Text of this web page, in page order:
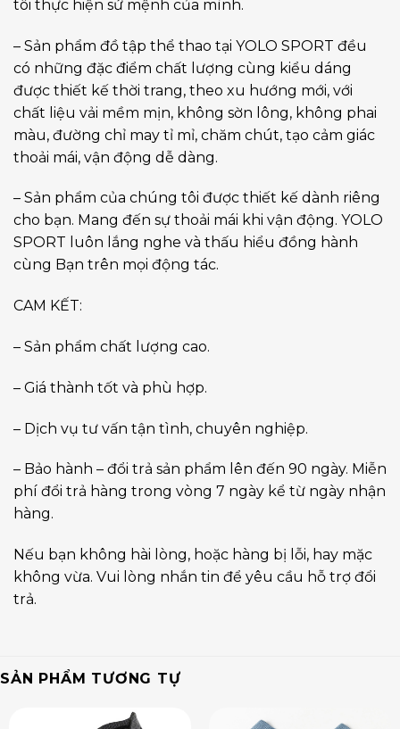
tôi thực hiện sứ mệnh của mình.
– Sản phẩm đồ tập thể thao tại YOLO SPORT đều
có những đặc điểm chất lượng cùng kiểu dáng
được thiết kế thời trang, theo xu hướng mới, với
chất liệu vải mềm mịn, không sờn lông, không phai
màu, đường chỉ may tỉ mỉ, chăm chút, tạo cảm giác
thoải mái, vận động dễ dàng.
– Sản phẩm của chúng tôi được thiết kế dành riêng
cho bạn. Mang đến sự thoải mái khi vận động. YOLO
SPORT luôn lắng nghe và thấu hiểu đồng hành
cùng Bạn trên mọi động tác.
CAM KẾT:
– Sản phẩm chất lượng cao.
– Giá thành tốt và phù hợp.
– Dịch vụ tư vấn tận tình, chuyên nghiệp.
– Bảo hành – đổi trả sản phẩm lên đến 90 ngày. Miễn
phí đổi trả hàng trong vòng 7 ngày kể từ ngày nhận
hàng.
Nếu bạn không hài lòng, hoặc hàng bị lỗi, hay mặc
không vừa. Vui lòng nhắn tin để yêu cầu hỗ trợ đổi
trả.
SẢN PHẨM TƯƠNG TỰ